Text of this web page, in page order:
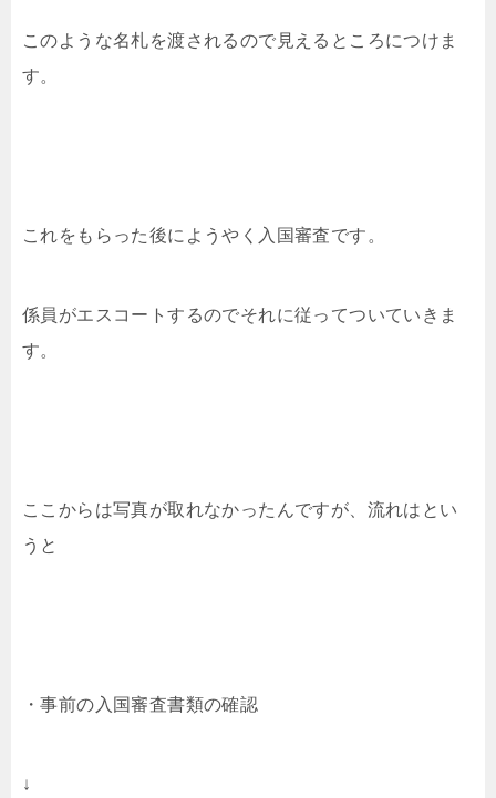
このような名札を渡されるので見えるところにつけま
す。
これをもらった後にようやく入国審査です。
係員がエスコートするのでそれに従ってついていきま
す。
ここからは写真が取れなかったんですが、流れはとい
うと
・事前の入国審査書類の確認
↓